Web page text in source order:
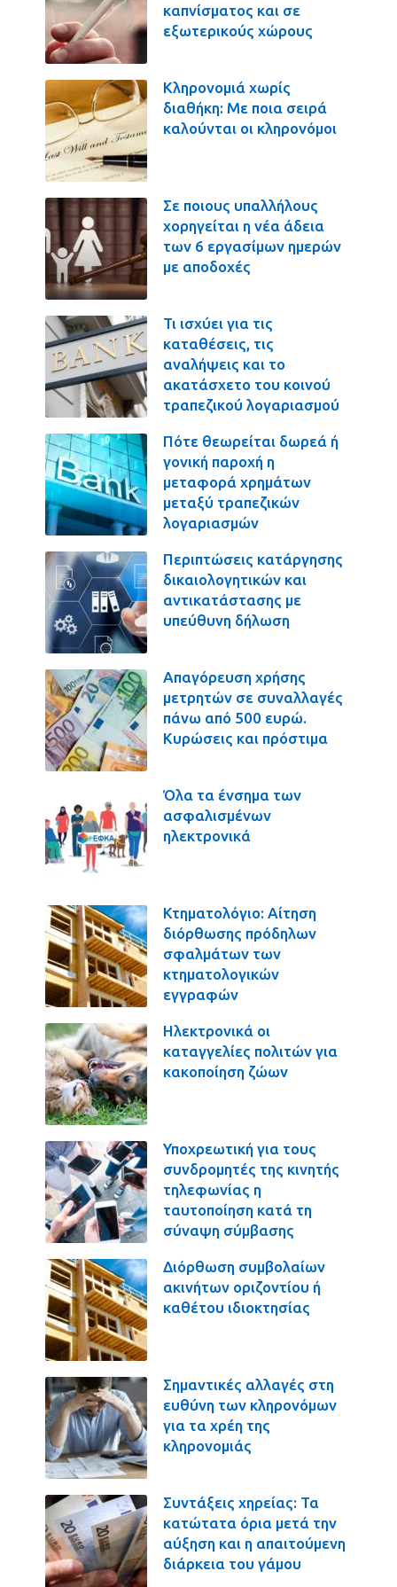
καπνίσματος και σε
εξωτερικούς χώρους
Κληρονομιά χωρίς
διαθήκη: Με ποια σειρά
καλούνται οι κληρονόμοι
Σε ποιους υπαλλήλους
χορηγείται η νέα άδεια
των 6 εργασίμων ημερών
με αποδοχές
Τι ισχύει για τις
καταθέσεις, τις
αναλήψεις και το
ακατάσχετο του κοινού
τραπεζικού λογαριασμού
Πότε θεωρείται δωρεά ή
γονική παροχή η
μεταφορά χρημάτων
μεταξύ τραπεζικών
λογαριασμών
Περιπτώσεις κατάργησης
δικαιολογητικών και
αντικατάστασης με
υπεύθυνη δήλωση
Απαγόρευση χρήσης
μετρητών σε συναλλαγές
πάνω από 500 ευρώ.
Κυρώσεις και πρόστιμα
Όλα τα ένσημα των
ασφαλισμένων
ηλεκτρονικά
Κτηματολόγιο: Αίτηση
διόρθωσης πρόδηλων
σφαλμάτων των
κτηματολογικών
εγγραφών
Ηλεκτρονικά οι
καταγγελίες πολιτών για
κακοποίηση ζώων
Υποχρεωτική για τους
συνδρομητές της κινητής
τηλεφωνίας η
ταυτοποίηση κατά τη
σύναψη σύμβασης
Διόρθωση συμβολαίων
ακινήτων οριζοντίου ή
καθέτου ιδιοκτησίας
Σημαντικές αλλαγές στη
ευθύνη των κληρονόμων
για τα χρέη της
κληρονομιάς
Συντάξεις χηρείας: Τα
κατώτατα όρια μετά την
αύξηση και η απαιτούμενη
διάρκεια του γάμου